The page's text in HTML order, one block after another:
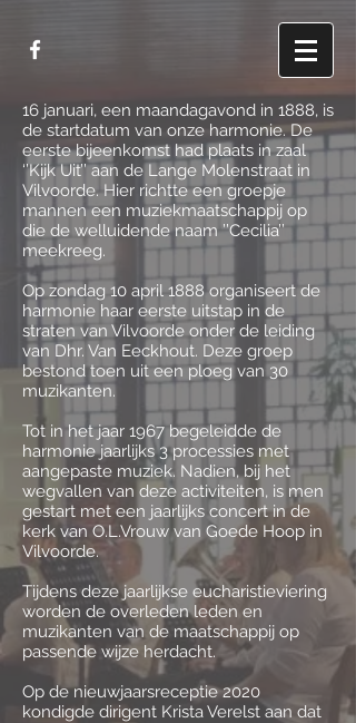
​16 januari, een maandagavond in 1888, is
de startdatum van onze harmonie. De
eerste bijeenkomst had plaats in zaal
‘’Kijk Uit’’ aan de Lange Molenstraat in
Vilvoorde. Hier richtte een groepje
mannen een muziekmaatschappij op
die de welluidende naam ’’Cecilia’’
meekreeg.
Op zondag 10 april 1888 organiseert de
harmonie haar eerste uitstap in de
straten van Vilvoorde onder de leiding
van Dhr. Van Eeckhout. Deze groep
bestond toen uit een ploeg van 30
muzikanten.
Tot in het jaar 1967 begeleidde de
harmonie jaarlijks 3 processies met
aangepaste muziek. Nadien, bij het
wegvallen van deze activiteiten, is men
gestart met een jaarlijks concert in de
kerk van O.L.Vrouw van Goede Hoop in
Vilvoorde.
Tijdens deze jaarlijkse eucharistieviering
worden de overleden leden en
muzikanten van de maatschappij op
passende wijze herdacht.
Op de nieuwjaarsreceptie 2020
kondigde dirigent Krista Verelst aan dat